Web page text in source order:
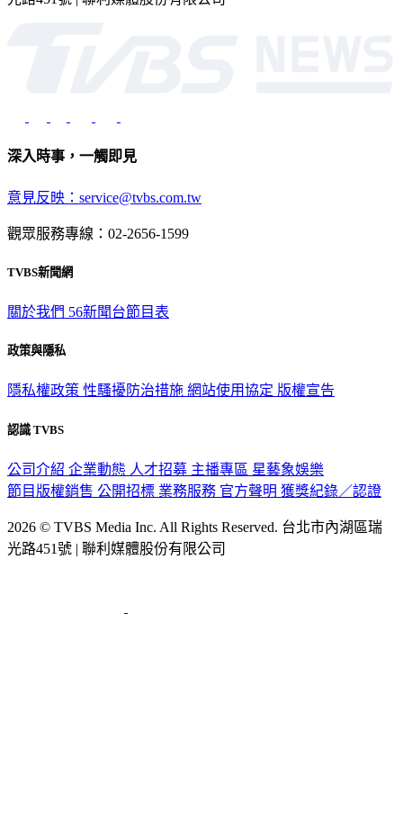
深入時事，一觸即見
意見反映：service@tvbs.com.tw
觀眾服務專線：02-2656-1599
TVBS新聞網
關於我們 56新聞台節目表
政策與隱私
隱私權政策 性騷擾防治措施 網站使用協定 版權宣告
認識 TVBS
公司介紹 企業動態 人才招募 主播專區 星藝象娛樂
節目版權銷售 公開招標 業務服務 官方聲明 獲獎紀錄／認證
2026 © TVBS Media Inc. All Rights Reserved. 台北市內湖區瑞
光路451號 | 聯利媒體股份有限公司